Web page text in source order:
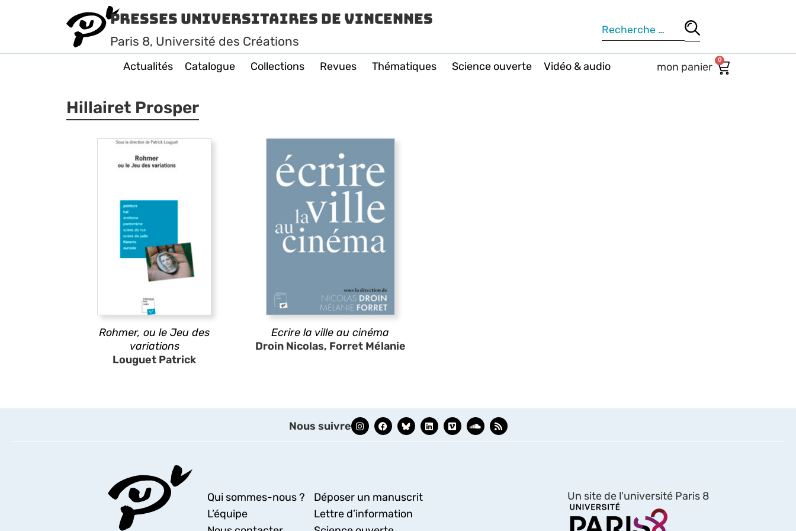
Presses Universitaires de Vincennes
Paris 8, Université des Créations
Actualités Catalogue Collections Revues Thématiques Science ouverte Vidéo & audio 0
Hillairet Prosper
Rohmer, ou le Jeu des
variations
Louguet Patrick
Ecrire la ville au cinéma
Droin Nicolas, Forret Mélanie
Nous suivre
Qui sommes-nous ?
L’équipe
Déposer un manuscrit
Lettre d’information
Un site de l'université Paris 8